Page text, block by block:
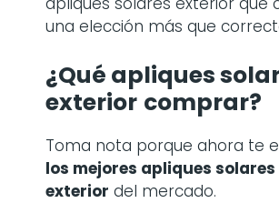
una elección más que
¿Qué apliques
exterior comprar?
Toma nota porque ahora te
los mejores apliques solares
exterior del mercado.